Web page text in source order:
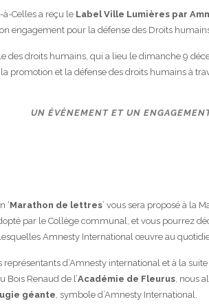
Celles a reçu le Label Ville Lumières par
engagement pour la défense des Droits
des droits humains, qui a lieu le dimanche 9
promotion et la défense des droits humains à
UN ÉVÉNEMENT ET UN
‘Marathon de lettres’ vous sera proposé à la
par le Collège communal, et vous pourrez
Amnesty International œuvre au
d’Amnesty international et à la
Bois Renaud de l’Académie de Fleurus, nous
géante, symbole d’Amnesty International.